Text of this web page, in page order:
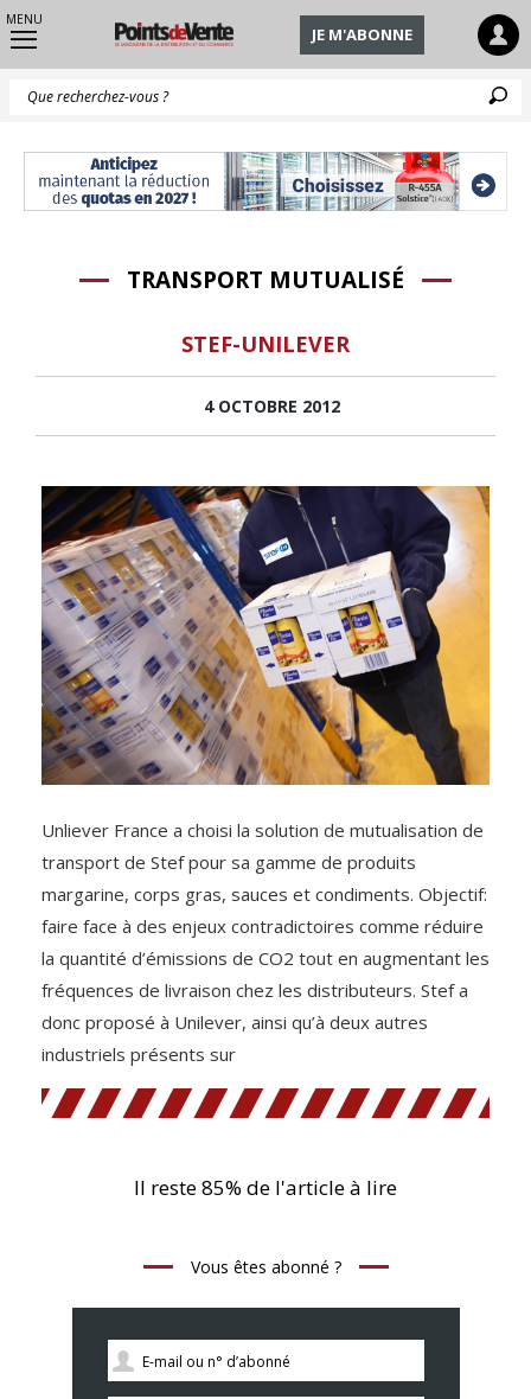
MENU
JE M'ABONNE
TRANSPORT MUTUALISÉ
STEF-UNILEVER
4 OCTOBRE 2012
Unliever France a choisi la solution de mutualisation de
transport de Stef pour sa gamme de produits
margarine, corps gras, sauces et condiments. Objectif:
faire face à des enjeux contradictoires comme réduire
la quantité d’émissions de CO2 tout en augmentant les
fréquences de livraison chez les distributeurs. Stef a
donc proposé à Unilever, ainsi qu’à deux autres
industriels présents sur
Il reste 85% de l'article à lire
Vous êtes abonné ?